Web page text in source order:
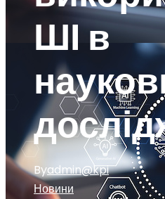
ШІ в
Byadmin@kpi
Новини